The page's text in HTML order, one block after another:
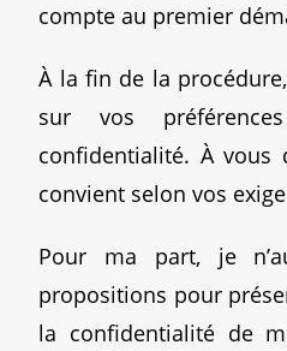
compte au premier
À la fin de la
sur vos
confidentialité. À vous
convient selon vos
Pour ma part, je
propositions pour
la confidentialité de